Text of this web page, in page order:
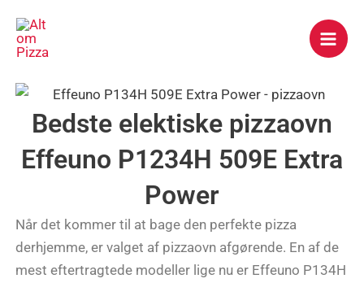
indholdet
Bedste elektiske pizzaovn
Effeuno P1234H 509E Extra
Power
Når det kommer til at bage den perfekte pizza
derhjemme, er valget af pizzaovn afgørende. En af de
mest eftertragtede modeller lige nu er Effeuno P134H